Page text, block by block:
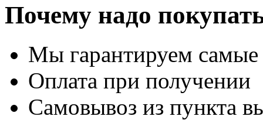
Почему надо
Мы гарантируем
Оплата при получении
Самовывоз из пункта